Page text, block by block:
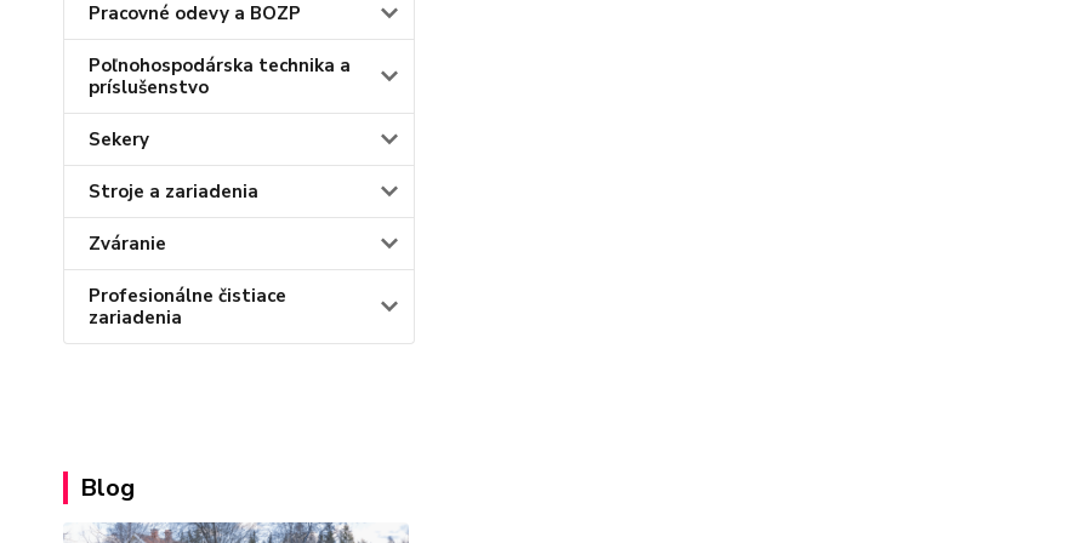
Pracovné odevy a BOZP
Poľnohospodárska technika a
príslušenstvo
Sekery
Stroje a zariadenia
Zváranie
Profesionálne čistiace
zariadenia
Blog